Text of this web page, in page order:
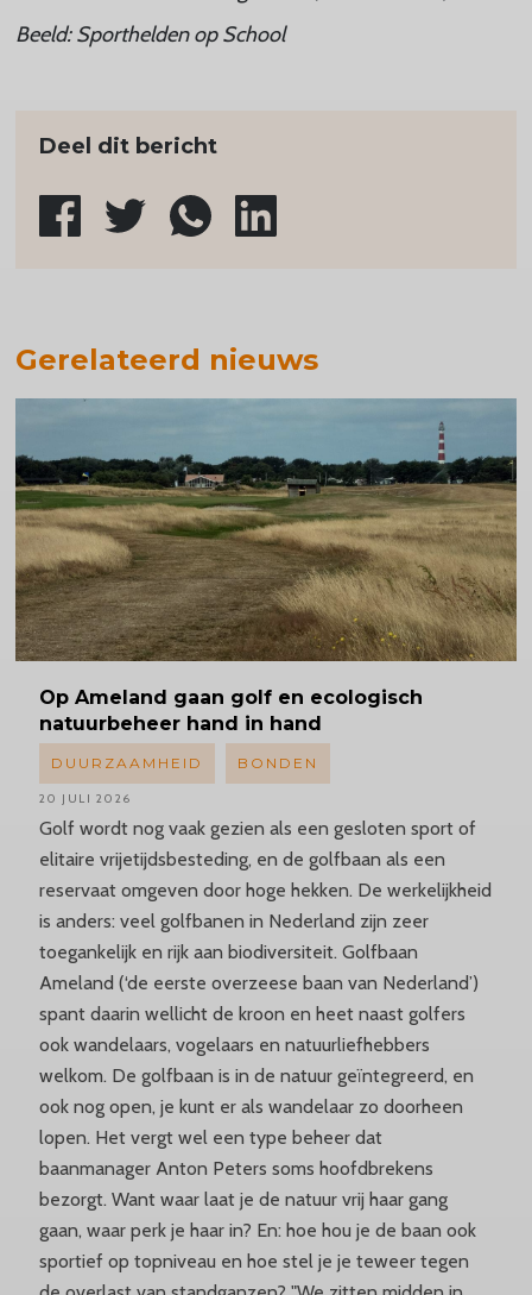
Beeld: Sporthelden op School
Deel dit bericht
Gerelateerd nieuws
Op Ameland gaan golf en ecologisch
natuurbeheer hand in hand
Golf wordt nog vaak gezien als een gesloten sport of
elitaire vrijetijdsbesteding, en de golfbaan als een
reservaat omgeven door hoge hekken. De werkelijkheid
is anders: veel golfbanen in Nederland zijn zeer
toegankelijk en rijk aan biodiversiteit. Golfbaan
Ameland (‘de eerste overzeese baan van Nederland’)
spant daarin wellicht de kroon en heet naast golfers
ook wandelaars, vogelaars en natuurliefhebbers
welkom. De golfbaan is in de natuur geïntegreerd, en
ook nog open, je kunt er als wandelaar zo doorheen
lopen. Het vergt wel een type beheer dat
baanmanager Anton Peters soms hoofdbrekens
bezorgt. Want waar laat je de natuur vrij haar gang
gaan, waar perk je haar in? En: hoe hou je de baan ook
sportief op topniveau en hoe stel je je teweer tegen
DUURZAAMHEID BONDEN
20 JULI 2026